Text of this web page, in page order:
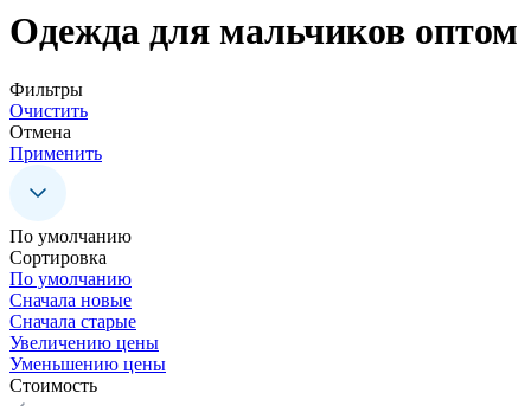
Одежда для мальчиков оптом
Фильтры
Очистить
Отмена
Применить
По умолчанию
Сoртировка
По умолчанию
Сначала новые
Сначала старые
Увеличению цены
Уменьшению цены
Стоимость